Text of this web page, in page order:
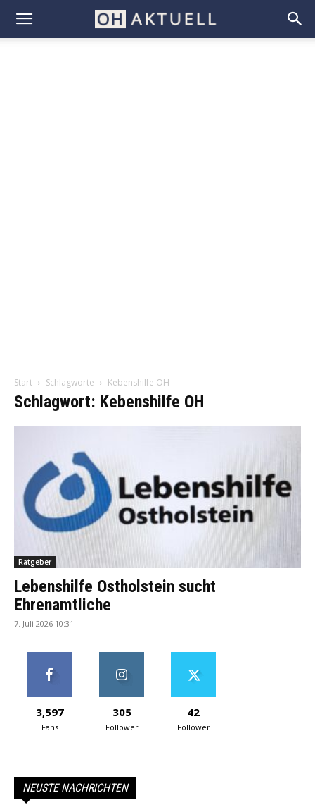
Start Schlagworte Kebenshilfe OH
Schlagwort: Kebenshilfe OH
Ratgeber
Lebenshilfe Ostholstein sucht
Ehrenamtliche
7. Juli 2026 10:31
3,597
Fans
305
Follower
42
Follower
NEUSTE NACHRICHTEN